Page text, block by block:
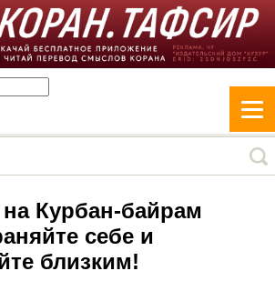
Курбан-байрам
себе и
близким!